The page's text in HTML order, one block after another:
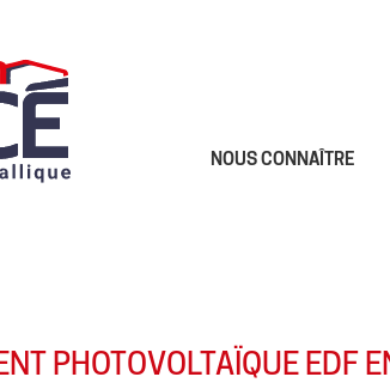
NOUS CONNAÎTRE
PHOTOVOLTAÏQUE EDF